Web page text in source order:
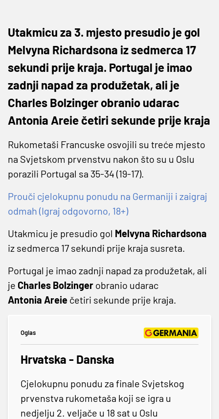
Utakmicu za 3. mjesto presudio je gol
Melvyna Richardsona iz sedmerca 17
sekundi prije kraja. Portugal je imao
zadnji napad za produžetak, ali je
Charles Bolzinger obranio udarac
Antonia Areie četiri sekunde prije kraja
Rukometaši Francuske osvojili su treće mjesto
na Svjetskom prvenstvu nakon što su u Oslu
porazili Portugal sa 35-34 (19-17).
Prouči cjelokupnu ponudu na Germaniji i zaigraj
odmah (Igraj odgovorno, 18+)
Utakmicu je presudio gol Melvyna Richardsona
iz sedmerca 17 sekundi prije kraja susreta.
Portugal je imao zadnji napad za produžetak, ali
je Charles Bolzinger obranio udarac
Antonia Areie četiri sekunde prije kraja.
Oglas
Hrvatska - Danska
Cjelokupnu ponudu za finale Svjetskog
prvenstva rukometaša koji se igra u
nedjelju 2. veljače u 18 sat u Oslu